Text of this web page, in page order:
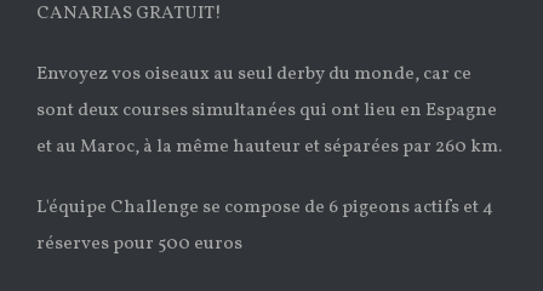
CANARIAS GRATUIT!
Envoyez vos oiseaux au seul derby du monde, car ce
sont deux courses simultanées qui ont lieu en Espagne
et au Maroc, à la même hauteur et séparées par 260 km.
L'équipe Challenge se compose de 6 pigeons actifs et 4
réserves pour 500 euros